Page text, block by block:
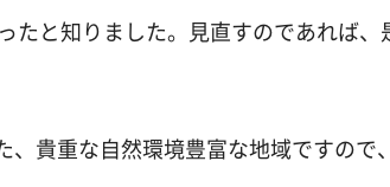
と知りました。見直すのであれば
貴重な自然環境豊富な地域ですので